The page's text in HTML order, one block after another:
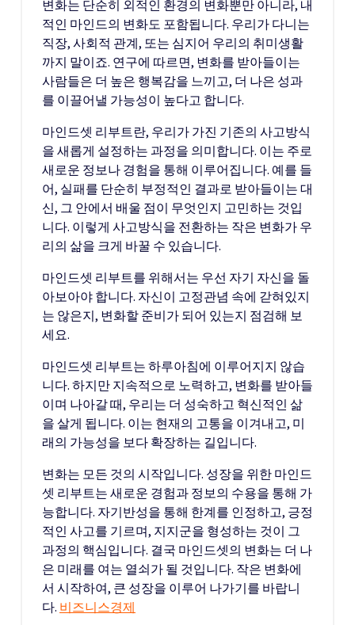
변화는 단순히 외적인 환경의 변화뿐만 아니라, 내
적인 마인드의 변화도 포함됩니다. 우리가 다니는
직장, 사회적 관계, 또는 심지어 우리의 취미생활
까지 말이죠. 연구에 따르면, 변화를 받아들이는
사람들은 더 높은 행복감을 느끼고, 더 나은 성과
를 이끌어낼 가능성이 높다고 합니다.
마인드셋 리부트란, 우리가 가진 기존의 사고방식
을 새롭게 설정하는 과정을 의미합니다. 이는 주로
새로운 정보나 경험을 통해 이루어집니다. 예를 들
어, 실패를 단순히 부정적인 결과로 받아들이는 대
신, 그 안에서 배울 점이 무엇인지 고민하는 것입
니다. 이렇게 사고방식을 전환하는 작은 변화가 우
리의 삶을 크게 바꿀 수 있습니다.
마인드셋 리부트를 위해서는 우선 자기 자신을 돌
아보아야 합니다. 자신이 고정관념 속에 갇혀있지
는 않은지, 변화할 준비가 되어 있는지 점검해 보
세요.
마인드셋 리부트는 하루아침에 이루어지지 않습
니다. 하지만 지속적으로 노력하고, 변화를 받아들
이며 나아갈 때, 우리는 더 성숙하고 혁신적인 삶
을 살게 됩니다. 이는 현재의 고통을 이겨내고, 미
래의 가능성을 보다 확장하는 길입니다.
변화는 모든 것의 시작입니다. 성장을 위한 마인드
셋 리부트는 새로운 경험과 정보의 수용을 통해 가
능합니다. 자기반성을 통해 한계를 인정하고, 긍정
적인 사고를 기르며, 지지군을 형성하는 것이 그
과정의 핵심입니다. 결국 마인드셋의 변화는 더 나
은 미래를 여는 열쇠가 될 것입니다. 작은 변화에
서 시작하여, 큰 성장을 이루어 나가기를 바랍니
다. 비즈니스경제